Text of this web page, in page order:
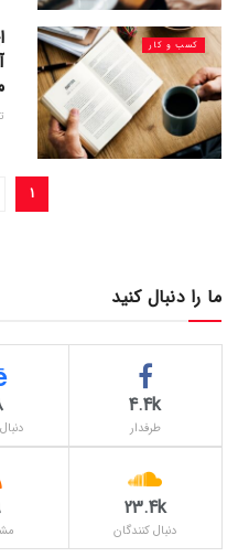
کسب و کار
۱
ما را دنبال کنید
4.4k
طرفدار
23.4k
دنبال کنندگان